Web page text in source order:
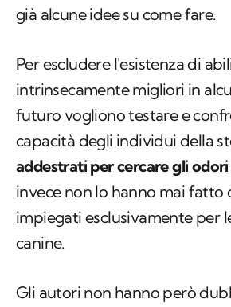
già alcune idee su come fare.
Per escludere l'esistenza di
intrinsecamente migliori in
futuro vogliono testare e
capacità degli individui della
addestrati per cercare gli odori
invece non lo hanno mai fatto
impiegati esclusivamente per
canine.
Gli autori non hanno però